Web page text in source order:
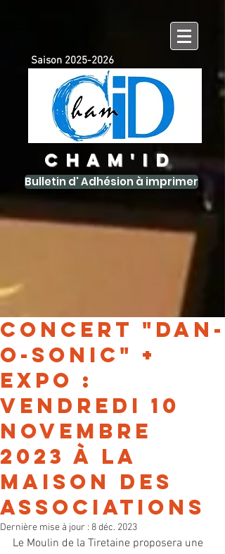
Saison 2025-2026
CHAM'ID
Bulletin d' Adhésion à imprimer
CONCERT "DAN-
O-SONIC" +
EXPO :
VENDREDI 10
novembre
2023 à la
Maison des
Associations
Dernière mise à jour : 8 déc. 2023
Le Moulin de la Tiretaine proposera une